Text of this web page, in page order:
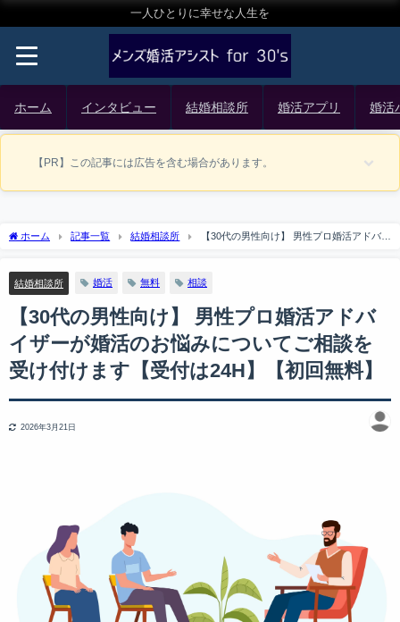
一人ひとりに幸せな人生を
ホーム インタビュー 結婚相談所 婚活アプリ 婚活
【PR】この記事には広告を含む場合があります。
ホーム 記事一覧 結婚相談所
【30代の男性向け】 男性プロ婚活アドバイ
結婚相談所 婚活 無料 相談
【30代の男性向け】 男性プロ婚活アドバ
イザーが婚活のお悩みについてご相談を
受け付けます【受付は24H】【初回無料】
2026年3月21日